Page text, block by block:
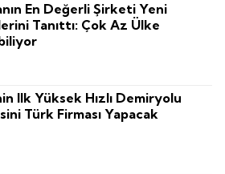
En Değerli Şirketi Yeni
Tanıttı: Çok Az Ülke
Ilk Yüksek Hızlı Demiryolu
Türk Firması Yapacak